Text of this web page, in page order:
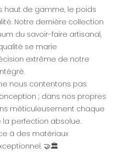
haut de gamme, le poids
Notre dernière collection
du savoir-faire artisanal,
se marie
extrême de notre
nous contentons pas
; dans nos propres
méticuleusement chaque
perfection absolue.
à des matériaux
🤝🏛️